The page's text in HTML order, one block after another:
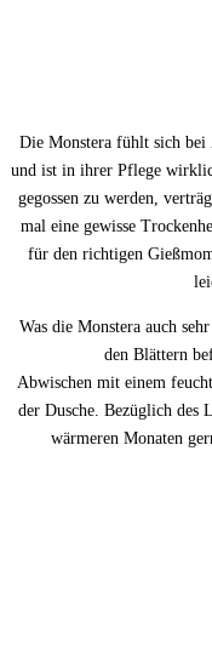
Die Monstera fühlt sich bei
und ist in ihrer Pflege
gegossen zu werden,
mal eine gewisse
für den richtigen
Was die Monstera auch
den Blättern
Abwischen mit einem
der Dusche. Bezüglich des
wärmeren Monaten